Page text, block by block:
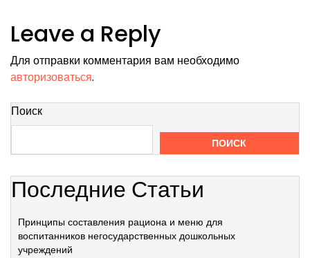
Leave a Reply
Для отправки комментария вам необходимо
авторизоваться.
Поиск
ПОИСК
Последние Статьи
Принципы составления рациона и меню для
воспитанников негосударственных дошкольных
учреждений